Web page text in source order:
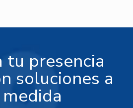
tu presencia
soluciones a